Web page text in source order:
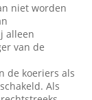
niet worden
alleen
van de
de koeriers als
Als